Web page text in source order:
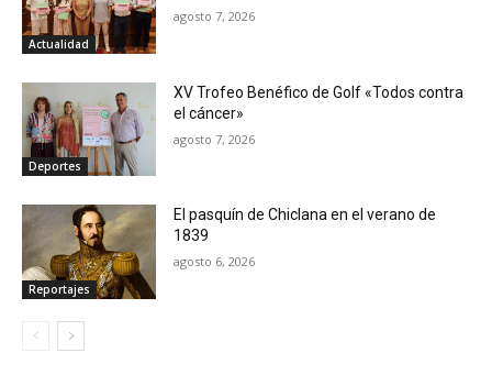
Actualidad
agosto 7, 2026
Deportes
XV Trofeo Benéfico de Golf «Todos contra
el cáncer»
agosto 7, 2026
Reportajes
El pasquín de Chiclana en el verano de
1839
agosto 6, 2026